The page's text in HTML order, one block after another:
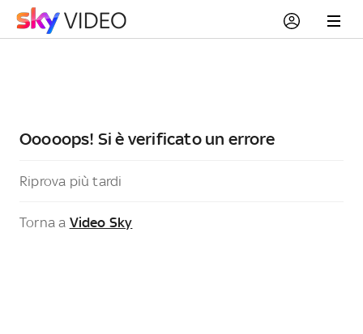
Ooooops! Si è verificato un errore
Riprova più tardi
Torna a Video Sky